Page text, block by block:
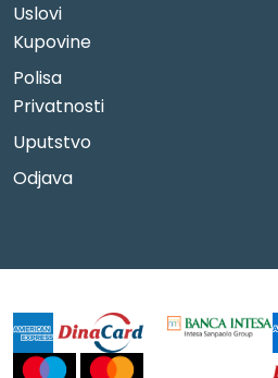
Uslovi
Kupovine
Polisa
Privatnosti
Uputstvo
Odjava